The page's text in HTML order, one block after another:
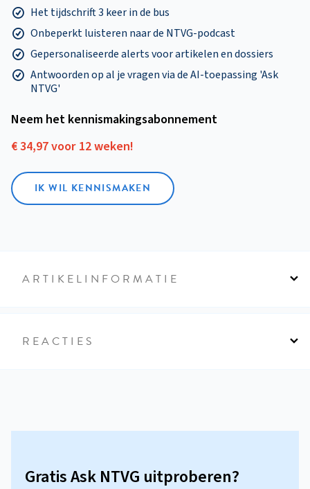
Het tijdschrift 3 keer in de bus
Onbeperkt luisteren naar de NTVG-podcast
Gepersonaliseerde alerts voor artikelen en dossiers
Antwoorden op al je vragen via de AI-toepassing 'Ask
NTVG'
Neem het kennismakings­abonnement
€ 34,97 voor 12 weken!
IK WIL KENNISMAKEN
ARTIKELINFORMATIE
REACTIES
Gratis Ask NTVG uitproberen?